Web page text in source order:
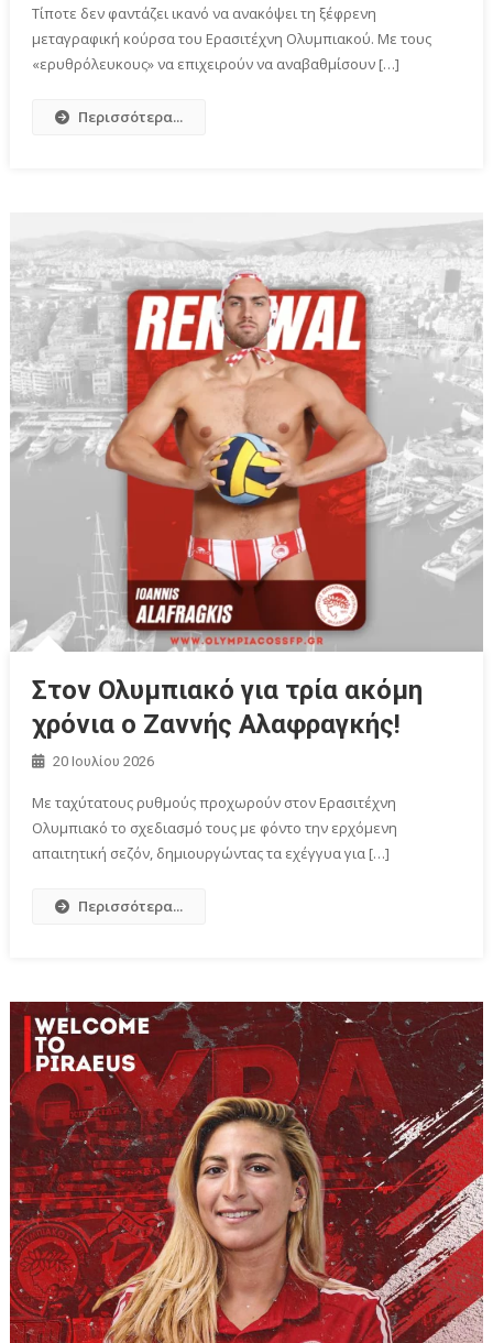
Τίποτε δεν φαντάζει ικανό να ανακόψει τη ξέφρενη
μεταγραφική κούρσα του Ερασιτέχνη Ολυμπιακού. Με τους
«ερυθρόλευκους» να επιχειρούν να αναβαθμίσουν […]
Περισσότερα...
Στον Oλυμπιακό για τρία ακόμη
χρόνια ο Ζαννής Αλαφραγκής!
20 Ιουλίου 2026
Με ταχύτατους ρυθμούς προχωρούν στον Ερασιτέχνη
Ολυμπιακό το σχεδιασμό τους με φόντο την ερχόμενη
απαιτητική σεζόν, δημιουργώντας τα εχέγγυα για […]
Περισσότερα...